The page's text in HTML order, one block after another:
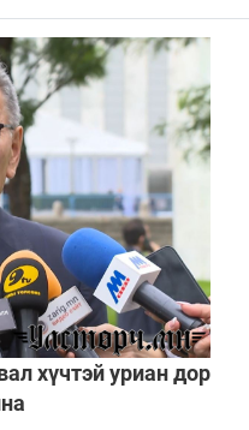
хүчтэй уриан дор